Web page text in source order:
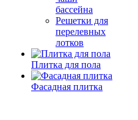
бассейна
Решетки для
перелевных
лотков
Плитка для пола
Фасадная плитка